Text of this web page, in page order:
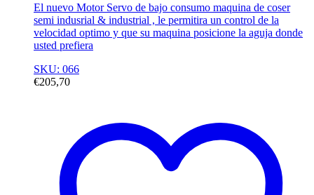
El nuevo Motor Servo de bajo consumo maquina de coser
semi indusrial & industrial , le permitira un control de la
velocidad optimo y que su maquina posicione la aguja donde
usted prefiera
SKU: 066
€205,70